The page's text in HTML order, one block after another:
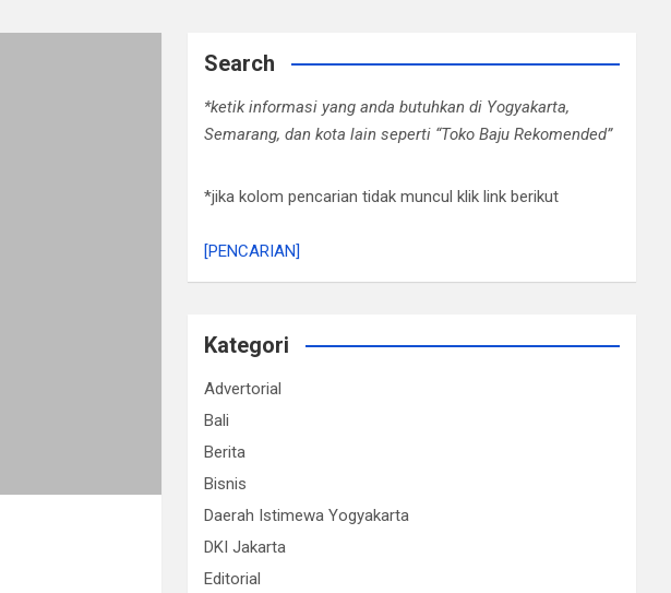
Search
*ketik informasi yang anda butuhkan di Yogyakarta,
Semarang, dan kota lain seperti “Toko Baju Rekomended”
*jika kolom pencarian tidak muncul klik link berikut
[PENCARIAN]
Kategori
Advertorial
Bali
Berita
Bisnis
Daerah Istimewa Yogyakarta
DKI Jakarta
Editorial